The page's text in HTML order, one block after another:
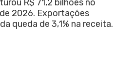
R$ 71,2 bilhões no
2026. Exportações
queda de 3,1% na receita.